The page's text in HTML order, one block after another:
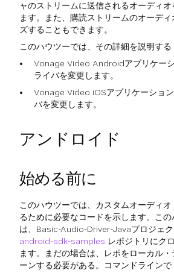
ャのストリームに送信されるオーディオ
ます。また、購読ストリームのオーデ
ズすることもできます。
このハウツーでは、その詳細を説明する
Vonage Video Androidアプリケー
ライバを変更します。
Vonage Video iOSアプリケーショ
バを変更します。
アンドロイド
始める前に
このハウツーでは、カスタムオーディ
るために必要なコードを示します。この
は、Basic-Audio-Driver-Javaプロジェ
android-sdk-samples レポジトリにク
ます。まだの場合は、レポをローカル
ーンする必要がある。コマンドラインで